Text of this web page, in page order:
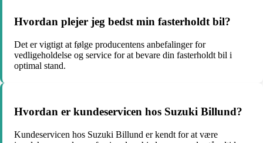
Hvordan plejer jeg bedst min fasterholdt bil?
Det er vigtigt at følge producentens anbefalinger for
vedligeholdelse og service for at bevare din fasterholdt bil i
optimal stand.
Hvordan er kundeservicen hos Suzuki Billund?
Kundeservicen hos Suzuki Billund er kendt for at være